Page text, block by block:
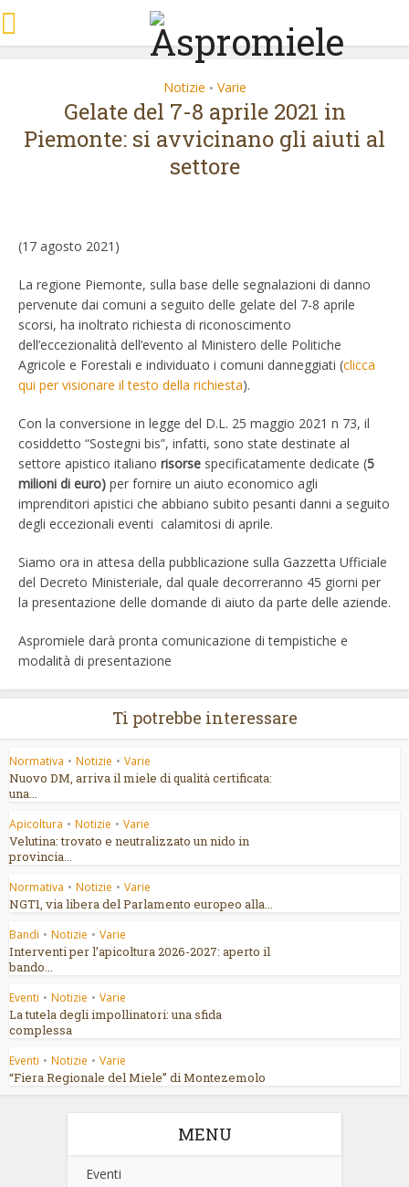
Notizie • Varie
Gelate del 7-8 aprile 2021 in
Piemonte: si avvicinano gli aiuti al
settore
(17 agosto 2021)
La regione Piemonte, sulla base delle segnalazioni di danno
pervenute dai comuni a seguito delle gelate del 7-8 aprile
scorsi, ha inoltrato richiesta di riconoscimento
dell’eccezionalità dell’evento al Ministero delle Politiche
Agricole e Forestali e individuato i comuni danneggiati (clicca
qui per visionare il testo della richiesta).
Con la conversione in legge del D.L. 25 maggio 2021 n 73, il
cosiddetto “Sostegni bis”, infatti, sono state destinate al
settore apistico italiano risorse specificatamente dedicate (5
milioni di euro) per fornire un aiuto economico agli
imprenditori apistici che abbiano subito pesanti danni a seguito
degli eccezionali eventi calamitosi di aprile.
Siamo ora in attesa della pubblicazione sulla Gazzetta Ufficiale
del Decreto Ministeriale, dal quale decorreranno 45 giorni per
la presentazione delle domande di aiuto da parte delle aziende.
Aspromiele darà pronta comunicazione di tempistiche e
modalità di presentazione
Ti potrebbe interessare
Normativa • Notizie • Varie
Nuovo DM, arriva il miele di qualità certificata:
una...
Apicoltura • Notizie • Varie
Velutina: trovato e neutralizzato un nido in
provincia...
Normativa • Notizie • Varie
NGT1, via libera del Parlamento europeo alla...
Bandi • Notizie • Varie
Interventi per l’apicoltura 2026-2027: aperto il
bando...
Eventi • Notizie • Varie
La tutela degli impollinatori: una sfida
complessa
Eventi • Notizie • Varie
“Fiera Regionale del Miele” di Montezemolo
MENU
Eventi